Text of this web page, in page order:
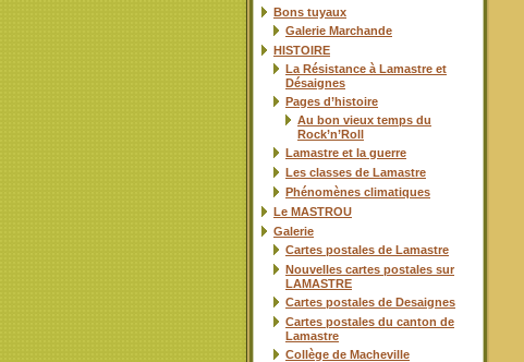
Bons tuyaux
Galerie Marchande
HISTOIRE
La Résistance à Lamastre et
Désaignes
Pages d’histoire
Au bon vieux temps du
Rock’n’Roll
Lamastre et la guerre
Les classes de Lamastre
Phénomènes climatiques
Le MASTROU
Galerie
Cartes postales de Lamastre
Nouvelles cartes postales sur
LAMASTRE
Cartes postales de Desaignes
Cartes postales du canton de
Lamastre
Collège de Macheville